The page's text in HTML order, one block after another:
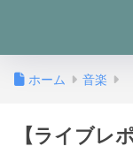
ホーム 音楽
【ライブレ